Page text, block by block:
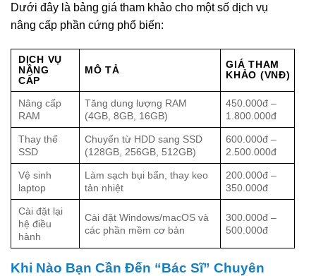
Dưới đây là bảng giá tham khảo cho một số dịch vụ
nâng cấp phần cứng phổ biến:
DỊCH VỤ
NÂNG
CẤP
MÔ TẢ
GIÁ THAM
KHẢO (VNĐ)
Nâng cấp
RAM
Tăng dung lượng RAM
(4GB, 8GB, 16GB)
450.000đ –
1.800.000đ
Thay thế
SSD
Chuyển từ HDD sang SSD
(128GB, 256GB, 512GB)
600.000đ –
2.500.000đ
Vệ sinh
laptop
Làm sạch bụi bẩn, thay keo
tản nhiệt
200.000đ –
350.000đ
Cài đặt lại
hệ điều
hành
Cài đặt Windows/macOS và
các phần mềm cơ bản
300.000đ –
500.000đ
Khi Nào Bạn Cần Đến “Bác Sĩ” Chuyên